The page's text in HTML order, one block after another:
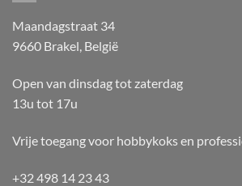
Maandagstraat 34
9660 Brakel, België
Open van dinsdag tot zaterdag
13u tot 17u
Vrije toegang voor hobbykoks en
+32 498 14 23 43